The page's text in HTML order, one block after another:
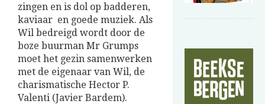
zingen en is dol op badderen,
kaviaar en goede muziek. Als
Wil bedreigd wordt door de
boze buurman Mr Grumps
moet het gezin samenwerken
met de eigenaar van Wil, de
charismatische Hector P.
Valenti (Javier Bardem).